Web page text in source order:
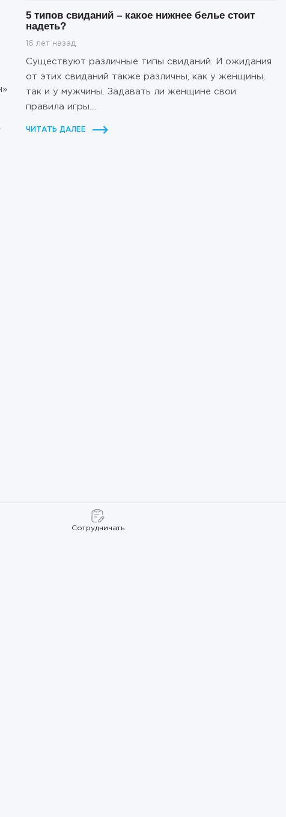
Сотрудничать
5 типов свиданий – какое нижнее белье стоит
надеть?
16 лет назад
Существуют различные типы свиданий. И ожидания
от этих свиданий также различны, как у женщины,
так и у мужчины. Задавать ли женщине свои
правила игры....
ЧИТАТЬ ДАЛЕЕ